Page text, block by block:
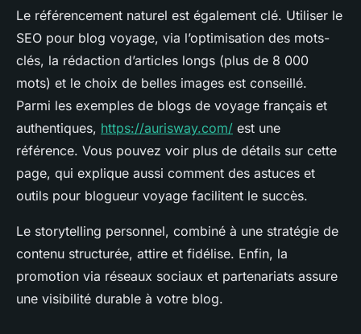
Le référencement naturel est également clé. Utiliser le
SEO pour blog voyage, via l’optimisation des mots-
clés, la rédaction d’articles longs (plus de 8 000
mots) et le choix de belles images est conseillé.
Parmi les exemples de blogs de voyage français et
authentiques, https://aurisway.com/ est une
référence. Vous pouvez voir plus de détails sur cette
page, qui explique aussi comment des astuces et
outils pour blogueur voyage facilitent le succès.
Le storytelling personnel, combiné à une stratégie de
contenu structurée, attire et fidélise. Enfin, la
promotion via réseaux sociaux et partenariats assure
une visibilité durable à votre blog.